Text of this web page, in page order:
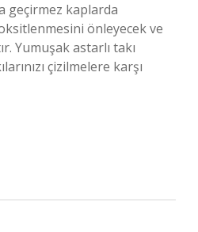
geçirmez kaplarda
önleyecek ve
Yumuşak astarlı takı
çizilmelere karşı